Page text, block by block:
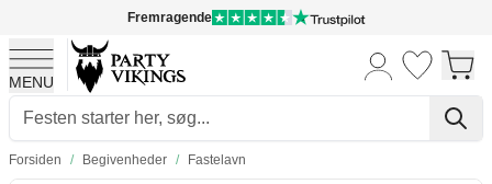
Fremragende
MENU
Skip to Content
Forsiden / Begivenheder / Fastelavn